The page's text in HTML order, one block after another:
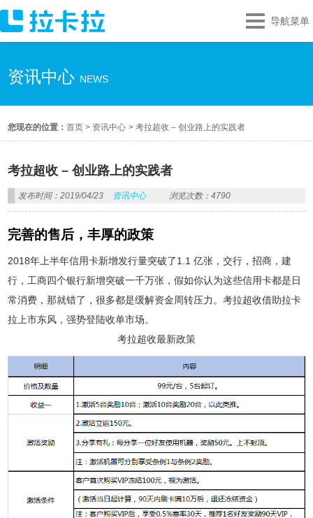
导航菜单
资讯中心 NEWS
您现在的位置：首页 > 资讯中心 >考拉超收 – 创业路上的实践者
考拉超收 – 创业路上的实践者
发布时间：2019/04/23 资讯中心 浏览次数：4790
完善的售后，丰厚的政策
2018年上半年信用卡新增发行量突破了1.1 亿张，交行，招商，建
行，工商四个银行新增突破一千万张，假如你认为这些信用卡都是日
常消费，那就错了，很多都是缓解资金周转压力。考拉超收借助拉卡
拉上市东风，强势登陆收单市场。
考拉超收最新政策